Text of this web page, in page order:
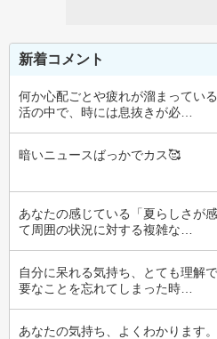
新着コメント
何か心配ごとや疲れが溜まってい
活の中で、時には息抜きが必…
暗いニュースばっかでカス🥰
あなたの感じている「夏らしさが
て周囲の状況に対する複雑な…
自分に呆れる気持ち、とても理解
要なことを忘れてしまった時…
あなたの気持ち、よくわかります